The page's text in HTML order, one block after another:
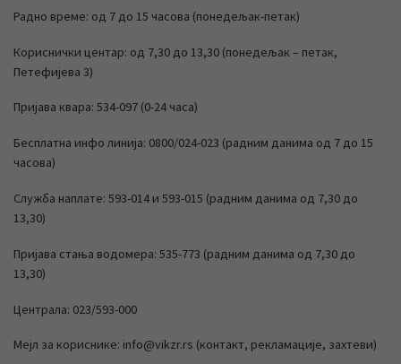
Радно време: од 7 до 15 часова (понедељак-петак)
Кориснички центар: од 7,30 до 13,30 (понедељак – петак,
Петефијева 3)
Пријава квара: 534-097 (0-24 часа)
Бесплатна инфо линија: 0800/024-023 (радним данима од 7 до 15
часова)
Служба наплате: 593-014 и 593-015 (радним данима од 7,30 до
13,30)
Пријава стања водомера: 535-773 (радним данима од 7,30 до
13,30)
Централа: 023/593-000
Мејл за кориснике: info@vikzr.rs (контакт, рекламације, захтеви)